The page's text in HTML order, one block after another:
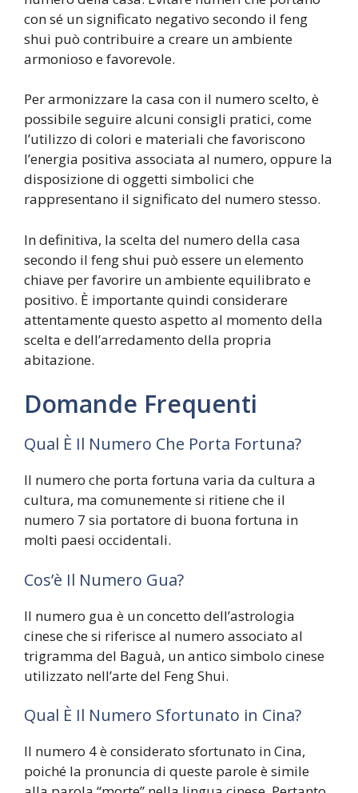
con sé un significato negativo secondo il feng
shui può contribuire a creare un ambiente
armonioso e favorevole.
Per armonizzare la casa con il numero scelto, è
possibile seguire alcuni consigli pratici, come
l’utilizzo di colori e materiali che favoriscono
l’energia positiva associata al numero, oppure la
disposizione di oggetti simbolici che
rappresentano il significato del numero stesso.
In definitiva, la scelta del numero della casa
secondo il feng shui può essere un elemento
chiave per favorire un ambiente equilibrato e
positivo. È importante quindi considerare
attentamente questo aspetto al momento della
scelta e dell’arredamento della propria
abitazione.
Domande Frequenti
Qual È Il Numero Che Porta Fortuna?
Il numero che porta fortuna varia da cultura a
cultura, ma comunemente si ritiene che il
numero 7 sia portatore di buona fortuna in
molti paesi occidentali.
Cos’è Il Numero Gua?
Il numero gua è un concetto dell’astrologia
cinese che si riferisce al numero associato al
trigramma del Baguà, un antico simbolo cinese
utilizzato nell’arte del Feng Shui.
Qual È Il Numero Sfortunato in Cina?
Il numero 4 è considerato sfortunato in Cina,
poiché la pronuncia di queste parole è simile